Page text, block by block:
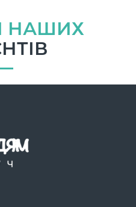
НАШИХ